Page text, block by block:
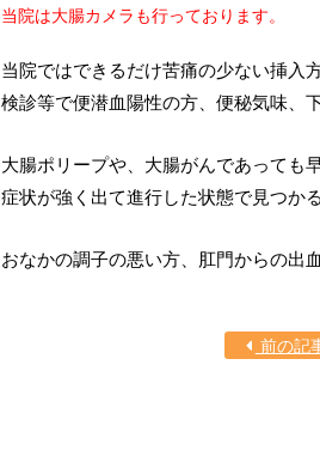
当院は大腸カメラも行っております。
当院ではできるだけ苦痛の少ない挿入
検診等で便潜血陽性の方、便秘気味、
大腸ポリープや、大腸がんであっても
症状が強く出て進行した状態で見つか
おなかの調子の悪い方、肛門からの出
前の記